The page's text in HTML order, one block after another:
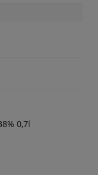
0,7l